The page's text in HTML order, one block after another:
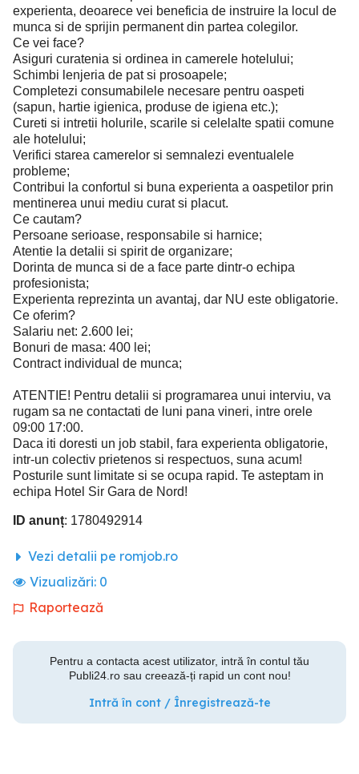
experienta, deoarece vei beneficia de instruire la locul de
munca si de sprijin permanent din partea colegilor.
Ce vei face?
Asiguri curatenia si ordinea in camerele hotelului;
Schimbi lenjeria de pat si prosoapele;
Completezi consumabilele necesare pentru oaspeti
(sapun, hartie igienica, produse de igiena etc.);
Cureti si intretii holurile, scarile si celelalte spatii comune
ale hotelului;
Verifici starea camerelor si semnalezi eventualele
probleme;
Contribui la confortul si buna experienta a oaspetilor prin
mentinerea unui mediu curat si placut.
Ce cautam?
Persoane serioase, responsabile si harnice;
Atentie la detalii si spirit de organizare;
Dorinta de munca si de a face parte dintr-o echipa
profesionista;
Experienta reprezinta un avantaj, dar NU este obligatorie.
Ce oferim?
Salariu net: 2.600 lei;
Bonuri de masa: 400 lei;
Contract individual de munca;
ATENTIE! Pentru detalii si programarea unui interviu, va
rugam sa ne contactati de luni pana vineri, intre orele
09:00 17:00.
Daca iti doresti un job stabil, fara experienta obligatorie,
intr-un colectiv prietenos si respectuos, suna acum!
Posturile sunt limitate si se ocupa rapid. Te asteptam in
echipa Hotel Sir Gara de Nord!
ID anunț: 1780492914
Vezi detalii pe romjob.ro
Vizualizări: 0
Raportează
Pentru a contacta acest utilizator, intră în contul tău
Publi24.ro sau creează-ți rapid un cont nou!
Intră în cont / Înregistrează-te